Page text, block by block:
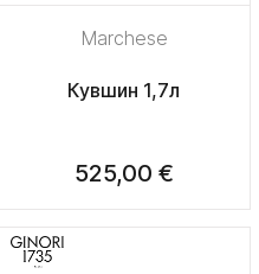
Marchese
Кувшин 1,7л
525,00 €